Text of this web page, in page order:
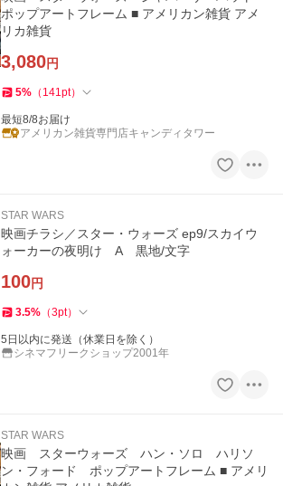
ポップアートフレーム ■ アメリカン雑貨 アメ
リカ雑貨
3,080円
5% （ 141pt）
最短8/8お届け
アメリカン雑貨専門店キャンディタワー
STAR WARS
映画チラシ／スター・ウォーズ ep9/スカイウ
ォーカーの夜明け A 黒地/文字
100円
3.5% （3pt）
5日以内に発送（休業日を除く）
シネマフリークショップ2001年
STAR WARS
映画 スターウォーズ ハン・ソロ ハリソ
ン・フォード ポップアートフレーム ■ アメリ